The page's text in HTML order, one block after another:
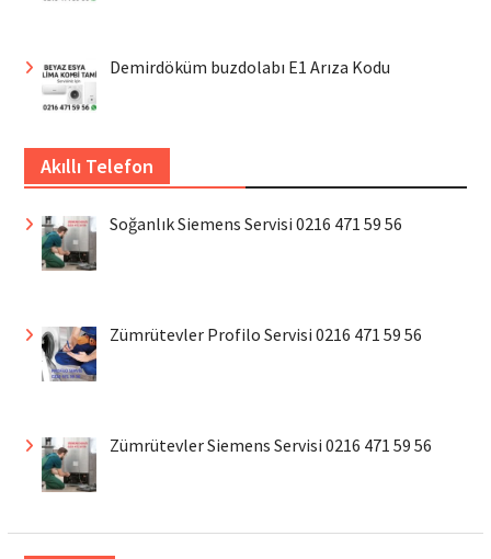
Demirdöküm buzdolabı E1 Arıza Kodu
Akıllı Telefon
Soğanlık Siemens Servisi 0216 471 59 56
Zümrütevler Profilo Servisi 0216 471 59 56
Zümrütevler Siemens Servisi 0216 471 59 56